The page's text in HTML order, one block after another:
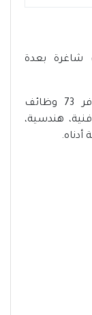
تعلن 73 وظائف شاغرة بعدة
توفر 73 وظائف
هندسية،